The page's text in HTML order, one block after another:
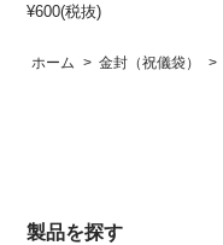
¥600(税抜)
ホーム > 金封（祝儀袋） >
製品を探す